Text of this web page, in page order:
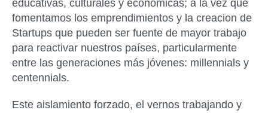
educativas, culturales y económicas; a la vez que
fomentamos los emprendimientos y la creacion de
Startups que pueden ser fuente de mayor trabajo
para reactivar nuestros países, particularmente
entre las generaciones más jóvenes: millennials y
centennials.
Este aislamiento forzado, el vernos trabajando y